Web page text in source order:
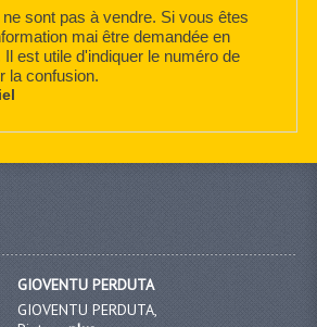
sont pas à vendre. Si vous êtes
mai être demandée en
est utile d'indiquer le numéro de
la confusion.
GIOVENTU PERDUTA
GIOVENTU PERDUTA,